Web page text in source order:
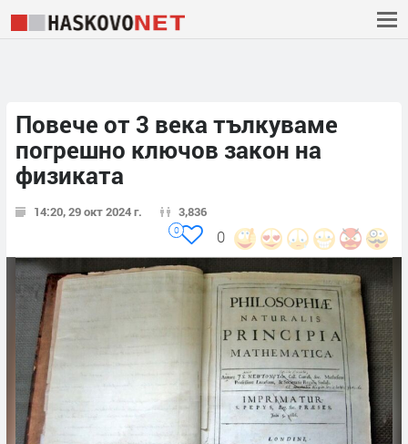
Повече от 3 века тълкуваме
погрешно ключов закон на
физиката
14:20, 29 окт 2024 г. 3,836
0
0